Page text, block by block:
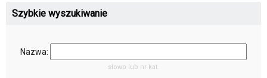
Szybkie wyszukiwanie
Nazwa:
słowo lub nr kat.